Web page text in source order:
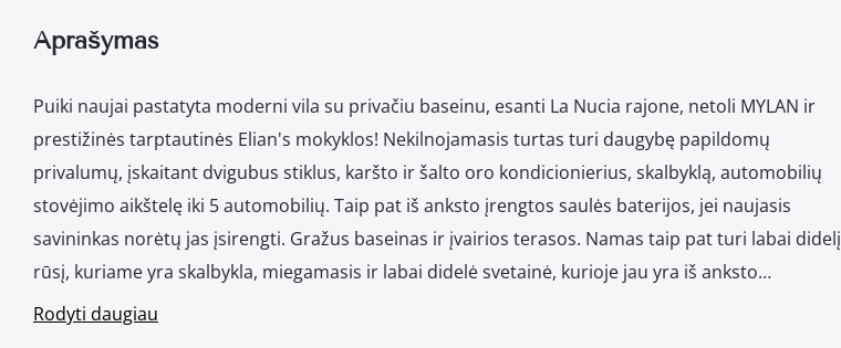
Aprašymas
Puiki naujai pastatyta moderni vila su privačiu baseinu, esanti La Nucia rajone, netoli MYLAN ir
prestižinės tarptautinės Elian's mokyklos! Nekilnojamasis turtas turi daugybę papildomų
privalumų, įskaitant dvigubus stiklus, karšto ir šalto oro kondicionierius, skalbyklą, automobilių
stovėjimo aikštelę iki 5 automobilių. Taip pat iš anksto įrengtos saulės baterijos, jei naujasis
savininkas norėtų jas įsirengti. Gražus baseinas ir įvairios terasos. Namas taip pat turi labai didelį
rūsį, kuriame yra skalbykla, miegamasis ir labai didelė svetainė, kurioje jau yra iš anksto…
Rodyti daugiau